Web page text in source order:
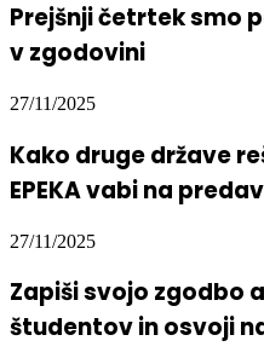
Prejšnji četrtek smo
v zgodovini
27/11/2025
Kako druge države
EPEKA vabi na
27/11/2025
Zapiši svojo zgodbo
študentov in osvoji